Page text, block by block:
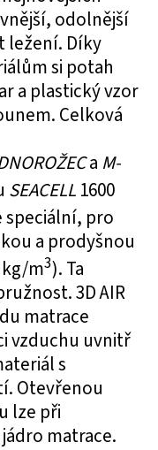
odolnější
ležení. Díky
si potah
a plastický vzor
Celková
a M-
SEACELL 1600
speciální, pro
a prodyšnou
kg/m3). Ta
3D AIR
matrace
vzduchu uvnitř
s
Otevřenou
lze při
matrace.